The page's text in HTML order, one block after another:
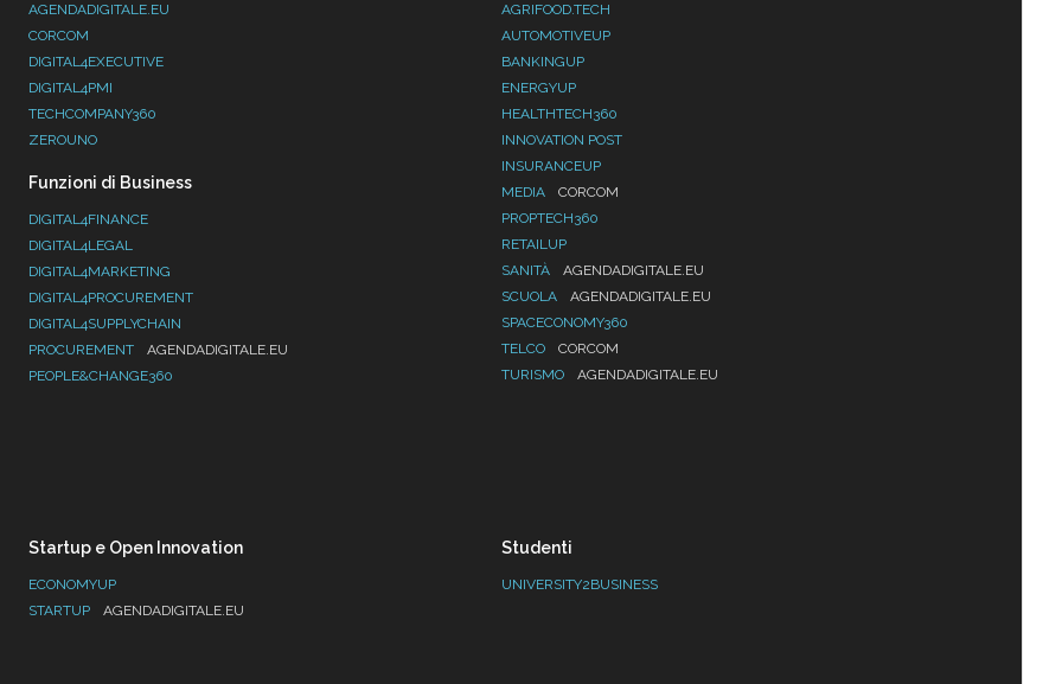
AGENDADIGITALE.EU
CORCOM
DIGITAL4EXECUTIVE
DIGITAL4PMI
TECHCOMPANY360
ZEROUNO
Funzioni di Business
DIGITAL4FINANCE
DIGITAL4LEGAL
DIGITAL4MARKETING
DIGITAL4PROCUREMENT
DIGITAL4SUPPLYCHAIN
PROCUREMENT
AGENDADIGITALE.EU
PEOPLE&CHANGE360
AGRIFOOD.TECH
AUTOMOTIVEUP
BANKINGUP
ENERGYUP
HEALTHTECH360
INNOVATION POST
INSURANCEUP
MEDIA
CORCOM
PROPTECH360
RETAILUP
SANITÀ
AGENDADIGITALE.EU
SCUOLA
AGENDADIGITALE.EU
SPACECONOMY360
TELCO
CORCOM
TURISMO
AGENDADIGITALE.EU
Startup e Open Innovation
ECONOMYUP
STARTUP
AGENDADIGITALE.EU
Studenti
UNIVERSITY2BUSINESS